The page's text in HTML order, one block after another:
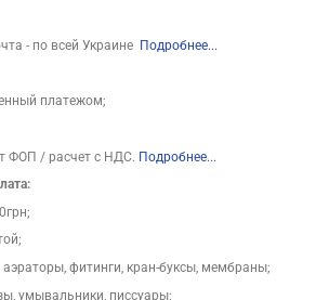
- по всей Украине Подробнее...
платежом;
ФОП / расчет с НДС. Подробнее...
фитинги, кран-буксы, мембраны;
умывальники, писсуары;